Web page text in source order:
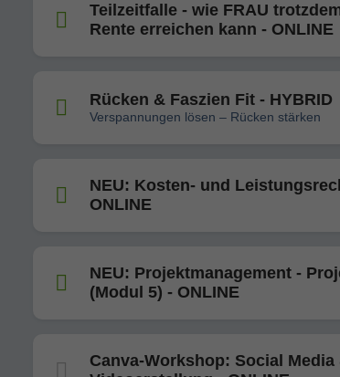
Teilzeitfalle - wie FRAU
Rente erreichen kann - ONLINE
Rücken & Faszien Fit - HYBRID
Verspannungen lösen – Rücken stärken
NEU: Kosten- und
ONLINE
NEU: Projektmanagement -
(Modul 5) - ONLINE
Canva-Workshop: Social Media